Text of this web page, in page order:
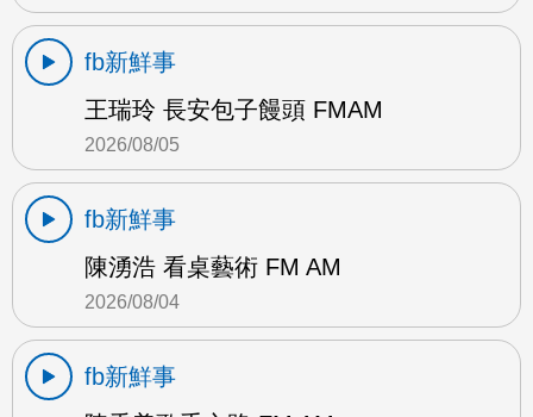
fb新鮮事
王瑞玲 長安包子饅頭 FMAM
2026/08/05
fb新鮮事
陳湧浩 看桌藝術 FM AM
2026/08/04
fb新鮮事